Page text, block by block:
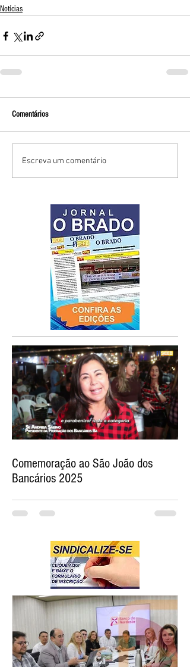
Notícias
Comentários
Escreva um comentário
Comemoração ao São João dos
Bancários 2025